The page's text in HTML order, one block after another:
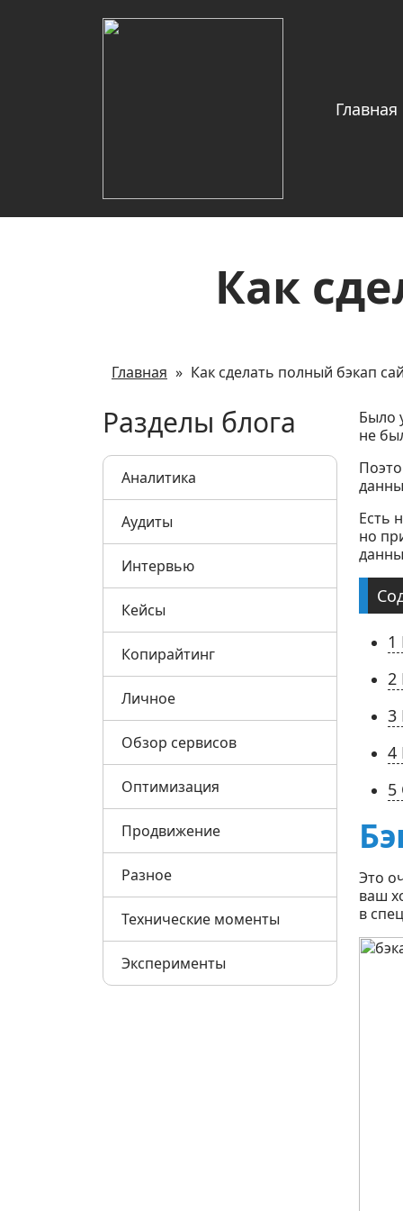
Главная
Как
Главная » Как сделать полный бэкап
Разделы блога
Аналитика
Аудиты
Интервью
Кейсы
Копирайтинг
Личное
Обзор сервисов
Оптимизация
Продвижение
Разное
Технические моменты
Эксперименты
Было
не
Есть
но
1
2
3
4
5
Это
ваш
в